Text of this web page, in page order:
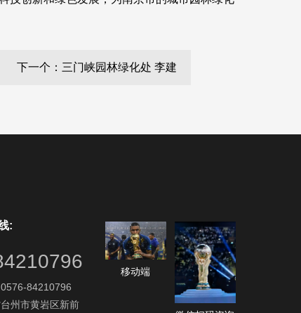
下一个：三门峡园林绿化处 李建
:
84210796
州市黄岩区新前
移动端